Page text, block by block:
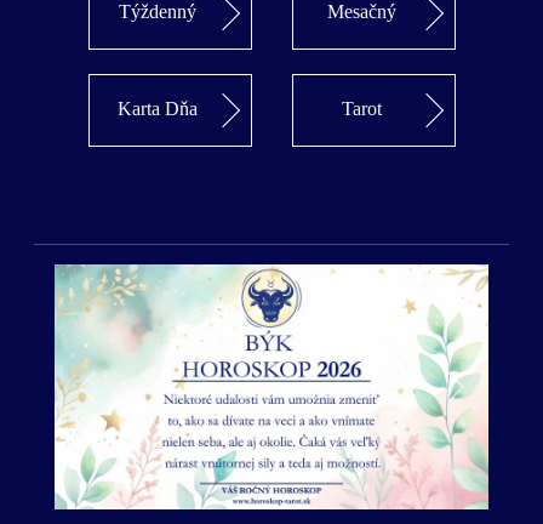
Týždenný Mesačný
Karta Dňa Tarot
Predošlý Ďalší